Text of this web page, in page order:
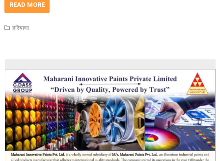
READ MORE
हरियाणा